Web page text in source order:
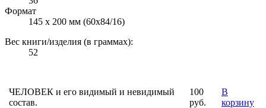
Формат
145 х 200 мм (60х84/16)
Вес книги/изделия (в граммах):
52
ЧЕЛОВЕК и его видимый и невидимый
состав.
100
руб.
В
корзину